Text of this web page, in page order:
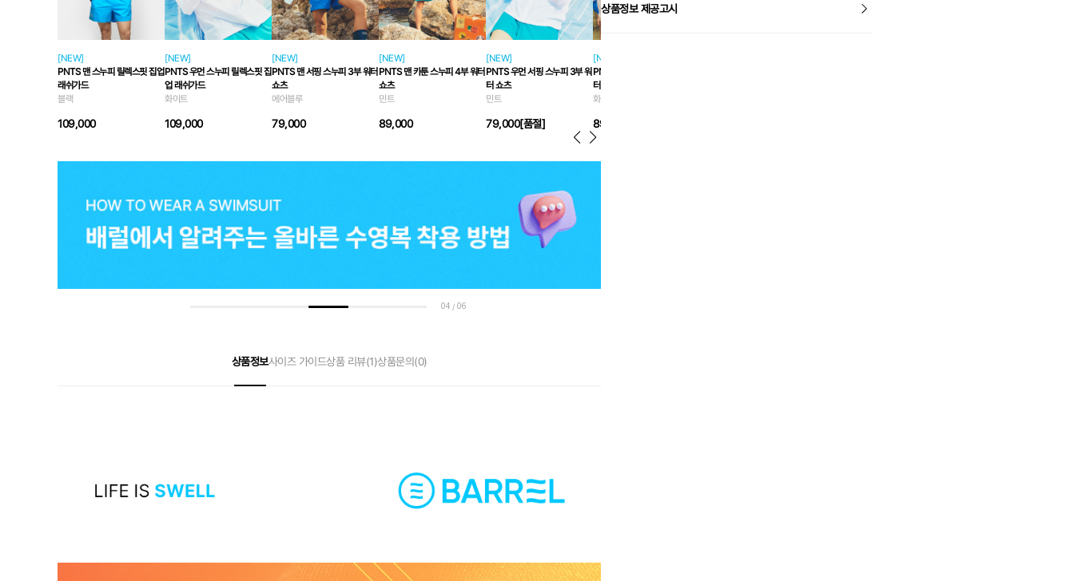
[NEW]
PNTS 맨 스누피 릴렉스핏 집업
래쉬가드
블랙
109,000
[NEW]
PNTS 우먼 스누피 릴렉스핏 집
업 래쉬가드
화이트
109,000
[NEW]
PNTS 맨 서핑 스누피 3부 워터
쇼츠
에어블루
79,000
[NEW]
PNTS 맨 카툰 스누피 4부 워터
쇼츠
민트
89,000
[NEW]
PNTS 우먼 서핑 스누피 3부 워
터 쇼츠
민트
79,000[품절]
[NEW]
PNTS 우먼 카툰 스누피 3부 워
터 쇼츠
화이트
89,000
04 / 06
상품정보사이즈 가이드상품 리뷰(1)상품문의(0)
상품정보 제공고시